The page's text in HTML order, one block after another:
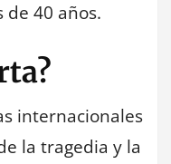
40 años.
internacionales
la tragedia y la